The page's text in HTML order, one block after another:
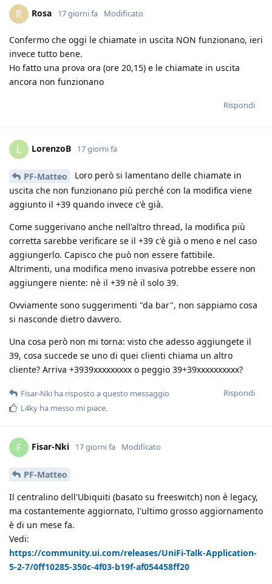
R Rosa 17 giorni fa Modificato
Confermo che oggi le chiamate in uscita NON funzionano, ieri
invece tutto bene.
Ho fatto una prova ora (ore 20,15) e le chiamate in uscita
ancora non funzionano
Rispondi
L LorenzoB 17 giorni fa
PF-Matteo
Loro però si lamentano delle chiamate in
uscita che non funzionano più perché con la modifica viene
aggiunto il +39 quando invece c'è già.
Come suggerivano anche nell'altro thread, la modifica più
corretta sarebbe verificare se il +39 c'è già o meno e nel caso
aggiungerlo. Capisco che può non essere fattibile.
Altrimenti, una modifica meno invasiva potrebbe essere non
aggiungere niente: nè il +39 nè il solo 39.
Ovviamente sono suggerimenti "da bar", non sappiamo cosa
si nasconde dietro davvero.
Una cosa però non mi torna: visto che adesso aggiungete il
39, cosa succede se uno di quei clienti chiama un altro
cliente? Arriva +3939xxxxxxxxx o peggio 39+39xxxxxxxxxx?
Rispondi
Fisar-Nki ha risposto a questo messaggio
L4ky ha messo mi piace.
F Fisar-Nki 17 giorni fa Modificato
PF-Matteo
Il centralino dell'Ubiquiti (basato su freeswitch) non è legacy,
ma costantemente aggiornato, l'ultimo grosso aggiornamento
è di un mese fa.
Vedi:
https://community.ui.com/releases/UniFi-Talk-Application-
5-2-7/0ff10285-350c-4f03-b19f-af054458ff20